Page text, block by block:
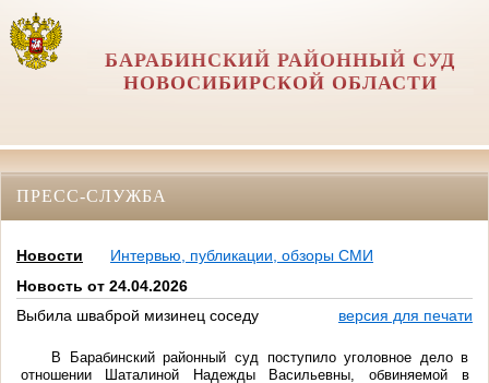
БАРАБИНСКИЙ РАЙОННЫЙ СУД
НОВОСИБИРСКОЙ ОБЛАСТИ
ПРЕСС-СЛУЖБА
Новости
Интервью, публикации, обзоры СМИ
Новость от 24.04.2026
Выбила шваброй мизинец соседу
версия для печати
В Барабинский районный суд поступило уголовное дело в
отношении Шаталиной Надежды Васильевны, обвиняемой в